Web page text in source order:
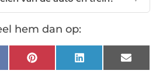
hem dan op:
Pinterest LinkedIn Email